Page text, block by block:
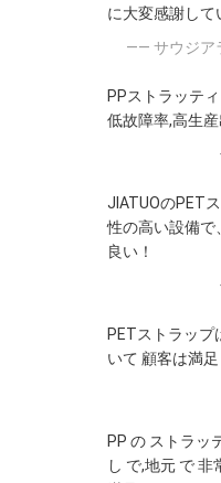
に大変感謝して
—— サウジア
PPストラッテ
低故障率,高生
JIATUOのPET
性の高い設備で
良い！
PETストラップ
いて 顧客は満
PP の ストラッ
し で,地元 で 非